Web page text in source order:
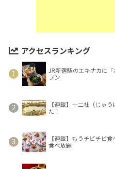
アクセスランキング
JR新宿駅のエキナカに
プン
【連載】十二社（じゅ
た！
【連載】もうチビチビ
食べ放題